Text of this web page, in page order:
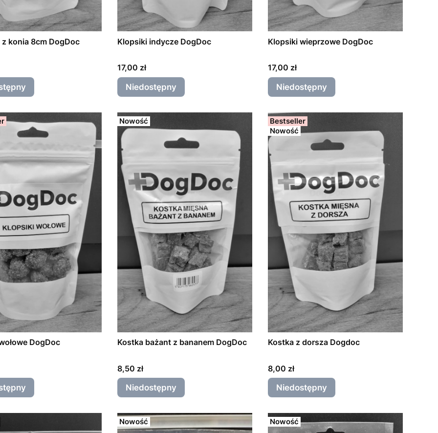
z konia 8cm DogDoc Klopsiki indycze DogDoc
Cena
17,00 zł
Niedostępny
Klopsiki wieprzowe DogDoc
Cena
17,00 zł
Niedostępny
DogDoc
Nowość
Kostka bażant z bananem DogDoc
Cena
8,50 zł
Niedostępny
Bestseller
Nowość
Kostka z dorsza Dogdoc
Cena
8,00 zł
Niedostępny
Nowość Nowość